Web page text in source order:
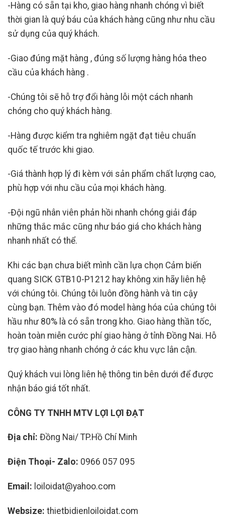
-Hàng có sẵn tại kho, giao hàng nhanh chóng vì biết
thời gian là quý báu của khách hàng cũng như nhu cầu
sử dụng của quý khách.
-Giao đúng mặt hàng , đúng số lượng hàng hóa theo
cầu của khách hàng .
-Chúng tôi sẽ hỗ trợ đổi hàng lỗi một cách nhanh
chóng cho quý khách hàng.
-Hàng được kiểm tra nghiêm ngặt đạt tiêu chuẩn
quốc tế trước khi giao.
-Giá thành hợp lý đi kèm với sản phẩm chất lượng cao,
phù hợp với nhu cầu của mọi khách hàng.
-Đội ngũ nhân viên phản hồi nhanh chóng giải đáp
những thắc mắc cũng như báo giá cho khách hàng
nhanh nhất có thể.
Khi các bạn chưa biết mình cần lựa chọn Cảm biến
quang SICK GTB10-P1212 hay không xin hãy liên hệ
với chúng tôi. Chúng tôi luôn đồng hành và tin cậy
cùng bạn. Thêm vào đó model hàng hóa của chúng tôi
hầu như 80% là có sẵn trong kho. Giao hàng thần tốc,
hoàn toàn miễn cước phí giao hàng ở tỉnh Đồng Nai. Hỗ
trợ giao hàng nhanh chóng ở các khu vực lân cận.
Quý khách vui lòng liên hệ thông tin bên dưới để được
nhận báo giá tốt nhất.
CÔNG TY TNHH MTV LỢI LỢI ĐẠT
Địa chỉ: Đồng Nai/ TP.Hồ Chí Minh
Điện Thoại- Zalo: 0966 057 095
Email: loiloidat@yahoo.com
Websize: thietbidienloiloidat.com